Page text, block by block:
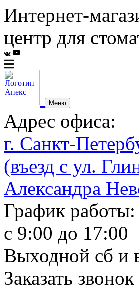
Интернет-
центр для
Меню
Адрес офиса:
г. Санкт-
(въезд с ул.
Александра
График работы:
с 9:00 до 17:00
Выходной сб и
Заказать звонок